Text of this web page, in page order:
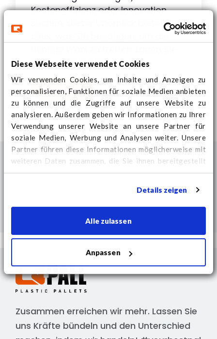
Diese Webseite verwendet Cookies
Wir verwenden Cookies, um Inhalte und Anzeigen zu
personalisieren, Funktionen für soziale Medien anbieten
zu können und die Zugriffe auf unsere Website zu
analysieren. Außerdem geben wir Informationen zu Ihrer
Verwendung unserer Website an unsere Partner für
soziale Medien, Werbung und Analysen weiter. Unsere
Partner führen diese Informationen möglicherweise mit
weiteren Daten zusammen, die Sie ihnen bereitgestellt
haben oder die sie im Rahmen Ihrer Nutzung der Dienste
Informationen und können Ihre Zustimmung ändern.
Details zeigen
Alle zulassen
Anpassen
Kosteneffizienz oder Innovation
es noch heute herunter!
Download
Zusammen erreichen wir mehr. Lassen Sie
uns Kräfte bündeln und den Unterschied